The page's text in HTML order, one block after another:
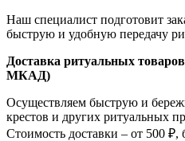
Наш специалист подготовит
быструю и удобную передачу
Доставка ритуальных
МКАД)
Осуществляем быструю и
крестов и других ритуальных
Стоимость доставки – от 500 ₽,